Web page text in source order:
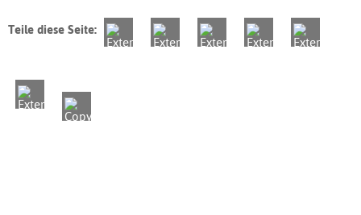
Teile diese Seite: